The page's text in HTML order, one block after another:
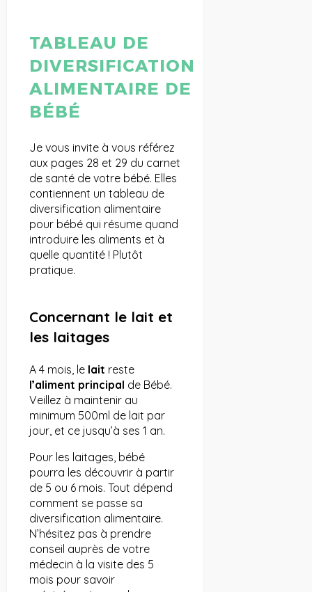
TABLEAU DE
DIVERSIFICATION
ALIMENTAIRE DE
BÉBÉ
Je vous invite à vous référez
aux pages 28 et 29 du carnet
de santé de votre bébé. Elles
contiennent un tableau de
diversification alimentaire
pour bébé qui résume quand
introduire les aliments et à
quelle quantité ! Plutôt
pratique.
Concernant le lait et
les laitages
A 4 mois, le lait reste
l’aliment principal de Bébé.
Veillez à maintenir au
minimum 500ml de lait par
jour, et ce jusqu’à ses 1 an.
Pour les laitages, bébé
pourra les découvrir à partir
de 5 ou 6 mois. Tout dépend
comment se passe sa
diversification alimentaire.
N’hésitez pas à prendre
conseil auprès de votre
médecin à la visite des 5
mois pour savoir